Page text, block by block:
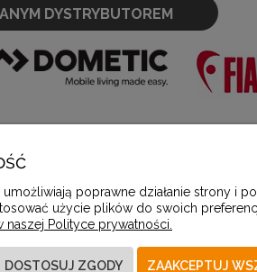
DYSTRYBUTOREM
Twoje zamówienia
Ustawienia konta
poprawne działanie strony i
użycie plików do swoich
Polityce prywatności.
DOSTOSUJ ZGODY ZAAKCEPTUJ